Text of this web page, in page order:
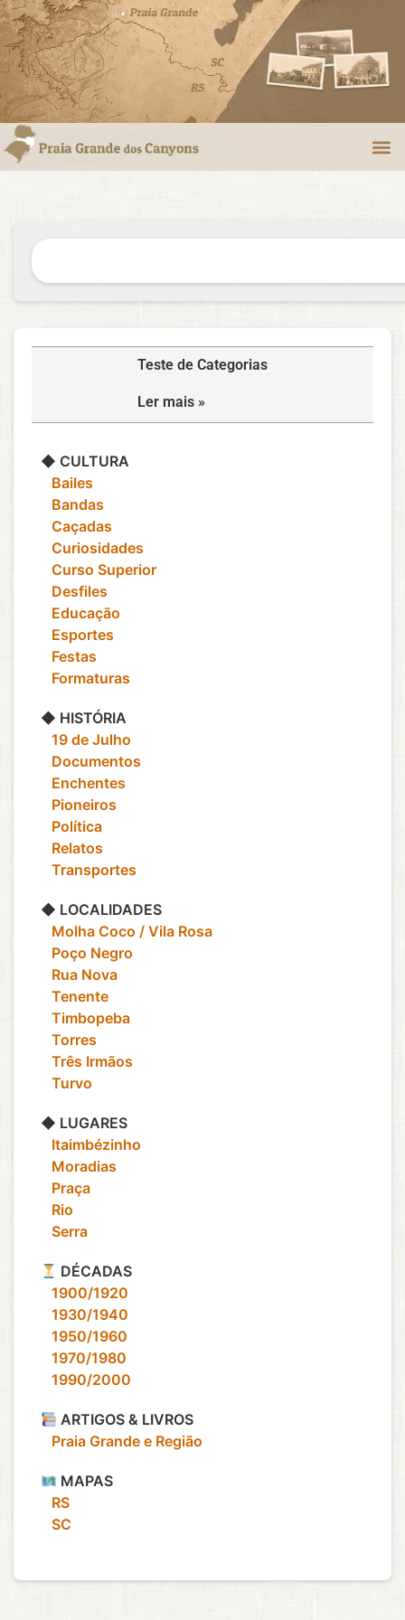
Teste de Categorias
Ler mais »
◆ CULTURA
‎ ‎ ‎ Bailes
‎ ‎ ‎ Bandas
‎ ‎ ‎ Caçadas
‎ ‎ ‎ Curiosidades
‎ ‎ ‎ Curso Superior
‎ ‎ ‎ Desfiles
‎ ‎ ‎ Educação
‎ ‎ ‎ Esportes
‎ ‎ ‎ Festas
‎ ‎ ‎ Formaturas
◆ HISTÓRIA
‎ ‎ ‎ 19 de Julho
‎ ‎ ‎ Documentos
‎ ‎ ‎ Enchentes
‎ ‎ ‎ Pioneiros
‎ ‎ ‎ Política
‎ ‎ ‎ Relatos
‎ ‎ ‎ Transportes
◆ LOCALIDADES
‎ ‎ ‎ Molha Coco / Vila Rosa
‎ ‎ ‎ Poço Negro
‎ ‎ ‎ Rua Nova
‎ ‎ ‎ Tenente
‎ ‎ ‎ Timbopeba
‎ ‎ ‎ Torres
‎ ‎ ‎ Três Irmãos
‎ ‎ ‎ Turvo
◆ LUGARES
‎ ‎ ‎ Itaimbézinho
‎ ‎ ‎ Moradias
‎ ‎ ‎ Praça
‎ ‎ ‎ Rio
‎ ‎ ‎ Serra
DÉCADAS
‎ ‎ ‎ 1900/1920
‎ ‎ ‎ 1930/1940
‎ ‎ ‎ 1950/1960
‎ ‎ ‎ 1970/1980
‎ ‎ ‎ 1990/2000
ARTIGOS & LIVROS
‎ ‎ ‎ Praia Grande e Região
MAPAS
‎ ‎ ‎ RS
‎ ‎ ‎ SC